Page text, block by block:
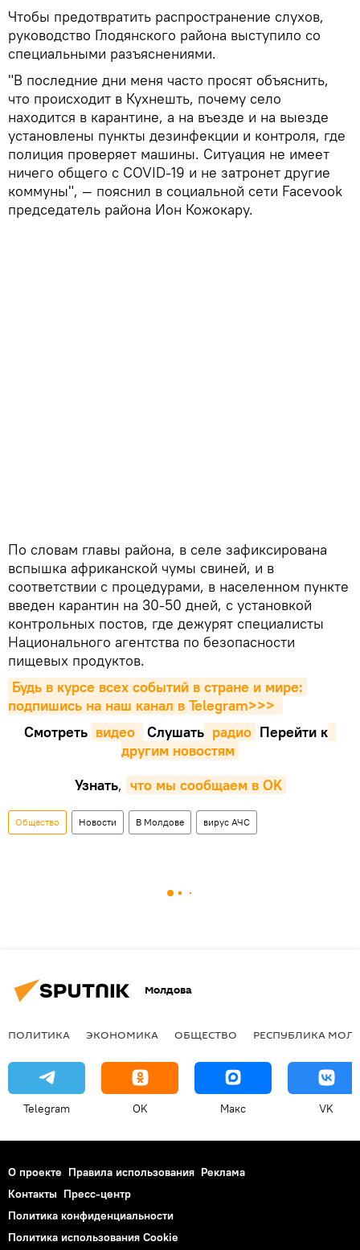
Чтобы предотвратить распространение слухов,
руководство Глодянского района выступило со
специальными разъяснениями.
"В последние дни меня часто просят объяснить,
что происходит в Кухнешть, почему село
находится в карантине, а на въезде и на выезде
установлены пункты дезинфекции и контроля, где
полиция проверяет машины. Ситуация не имеет
ничего общего с COVID-19 и не затронет другие
коммуны", — пояснил в социальной сети Facevook
председатель района Ион Кожокару.
По словам главы района, в селе зафиксирована
вспышка африканской чумы свиней, и в
соответствии с процедурами, в населенном пункте
введен карантин на 30-50 дней, с установкой
контрольных постов, где дежурят специалисты
Национального агентства по безопасности
пищевых продуктов.
Будь в курсе всех событий в стране и мире:
подпишись на наш канал в Telegram>>>
Смотреть видео Cлушать радио Перейти к
другим новостям
Узнать, что мы сообщаем в OK
Общество Новости В Молдове вирус АЧС
Молдова
ПОЛИТИКА ЭКОНОМИКА ОБЩЕСТВО РЕСПУБЛИКА
Telegram OK Макс VK
О проекте Правила использования Реклама
Контакты Пресс-центр
Политика конфиденциальности
Политика использования Cookie